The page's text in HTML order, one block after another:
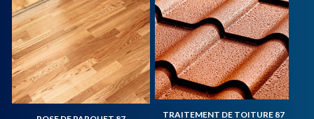
TRAITEMENT DE TOITURE 87